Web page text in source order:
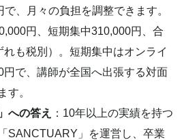
、月々の負担を調整できます。
円、短期集中310,000円、合
も税別）。短期集中はオンライ
円で、講師が全国へ出張する対面
す。
への答え
：10年以上の実績を持つ
SANCTUARY」を運営し、卒業